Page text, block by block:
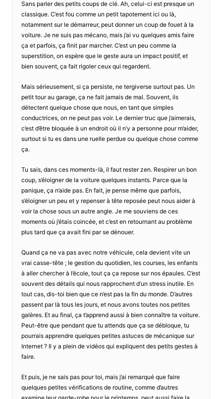
Sans parler des petits coups de clé. Ah, celui-ci est presque un
classique. C’est fou comme un petit tapotement ici ou là,
notamment sur le démarreur, peut donner un coup de fouet à la
voiture. Je ne suis pas mécano, mais j’ai vu quelques amis faire
ça et parfois, ça finit par marcher. C’est un peu comme la
superstition, on espère que le geste aura un impact positif, et
bien souvent, ça fait rigoler ceux qui regardent.
Mais sérieusement, si ça persiste, ne tergiverse surtout pas. Un
petit tour au garage, ça ne fait jamais de mal. Souvent, ils
détectent quelque chose que nous, en tant que simples
conductrices, on ne peut pas voir. Le dernier truc que j’aimerais,
c’est d’être bloquée à un endroit où il n’y a personne pour m’aider,
surtout si tu es dans une ruelle perdue ou quelque chose comme
ça.
Tu sais, dans ces moments-là, il faut rester zen. Respirer un bon
coup, s’éloigner de la voiture quelques instants. Parce que la
panique, ça n’aide pas. En fait, je pense même que parfois,
s’éloigner un peu et y repenser à tête reposée peut nous aider à
voir la chose sous un autre angle. Je me souviens de ces
moments où j’étais coincée, et c’est en retournant au problème
plus tard que ça avait fini par se dénouer.
Quand ça ne va pas avec notre véhicule, cela devient vite un
vrai casse-tête ; le gestion du quotidien, les courses, les enfants
à aller chercher à l’école, tout ça ça repose sur nos épaules. C’est
souvent des détails qui nous rapprochent d’un stress inutile. En
tout cas, dis-toi bien que ce n’est pas la fin du monde. D’autres
passent par là tous les jours, et nous avons toutes nos petites
galères. Et au final, ça t’apprend aussi à bien connaître ta voiture.
Peut-être que pendant que tu attends que ça se débloque, tu
pourrais apprendre quelques petites astuces de mécanique sur
Internet ? Il y a plein de vidéos qui expliquent des petits gestes à
faire.
Et puis, je ne sais pas pour toi, mais j’ai remarqué que faire
quelques petites vérifications de routine, comme d’autres